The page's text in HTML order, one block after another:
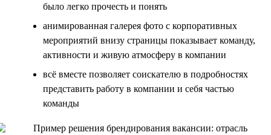
было легко прочесть и понять
анимированная галерея фото с корпоративных
мероприятий внизу страницы показывает команду,
активности и живую атмосферу в компании
всё вместе позволяет соискателю в подробностях
представить работу в компании и себя частью
команды